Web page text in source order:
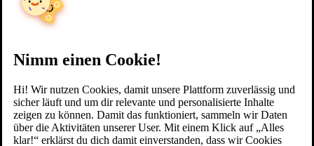
Nimm einen Cookie!
Hi! Wir nutzen Cookies, damit unsere Plattform zuverlässig und
sicher läuft und um dir relevante und personalisierte Inhalte
zeigen zu können. Damit das funktioniert, sammeln wir Daten
über die Aktivitäten unserer User. Mit einem Klick auf „Alles
klar!“ erklärst du dich damit einverstanden, dass wir Cookies